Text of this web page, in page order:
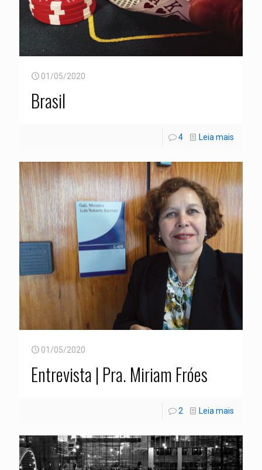
01/05/2020
Brasil
4 Leia mais
01/05/2020
Entrevista | Pra. Miriam Fróes
2 Leia mais